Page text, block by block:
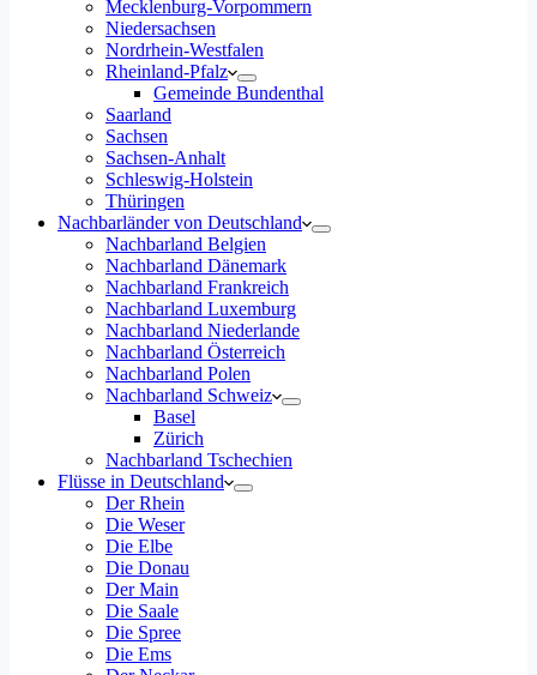
Mecklenburg-Vorpommern
Niedersachsen
Nordrhein-Westfalen
Rheinland-Pfalz
Gemeinde Bundenthal
Saarland
Sachsen
Sachsen-Anhalt
Schleswig-Holstein
Thüringen
Nachbarländer von Deutschland
Nachbarland Belgien
Nachbarland Dänemark
Nachbarland Frankreich
Nachbarland Luxemburg
Nachbarland Niederlande
Nachbarland Österreich
Nachbarland Polen
Nachbarland Schweiz
Basel
Zürich
Nachbarland Tschechien
Flüsse in Deutschland
Der Rhein
Die Weser
Die Elbe
Die Donau
Der Main
Die Saale
Die Spree
Die Ems